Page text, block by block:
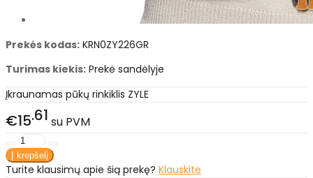
Prekės kodas: KRN0ZY226GR
Turimas kiekis: Prekė sandėlyje
Įkraunamas pūkų rinkiklis ZYLE
€15 61 su PVM
Turite klausimų apie šią prekę? Klauskite